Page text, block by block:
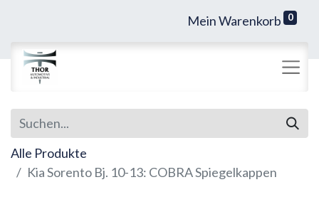
Mein Warenkorb 0
Alle Produkte
Kia Sorento Bj. 10-13: COBRA Spiegelkappen